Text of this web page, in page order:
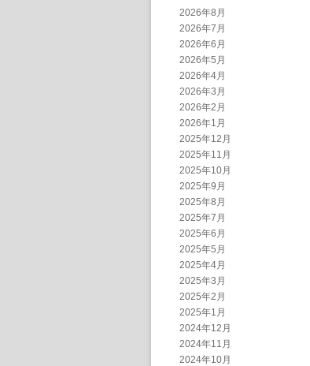
2026年8月
2026年7月
2026年6月
2026年5月
2026年4月
2026年3月
2026年2月
2026年1月
2025年12月
2025年11月
2025年10月
2025年9月
2025年8月
2025年7月
2025年6月
2025年5月
2025年4月
2025年3月
2025年2月
2025年1月
2024年12月
2024年11月
2024年10月